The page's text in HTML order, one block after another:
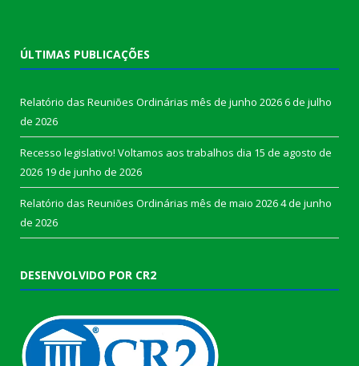
ÚLTIMAS PUBLICAÇÕES
Relatório das Reuniões Ordinárias mês de junho 20266 de julho
de 2026
Recesso legislativo! Voltamos aos trabalhos dia 15 de agosto de
2026 19 de junho de 2026
Relatório das Reuniões Ordinárias mês de maio 20264 de junho
de 2026
DESENVOLVIDO POR CR2